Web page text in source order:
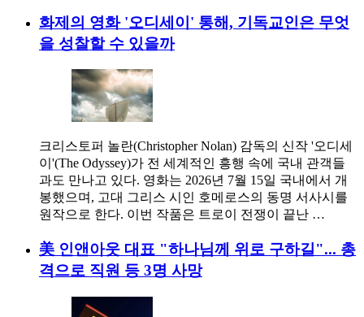
화제의 영화 '오디세이' 통해, 기독교인은 무엇
을 성찰할 수 있을까
크리스토퍼 놀란(Christopher Nolan) 감독의 신작 '오디세
이'(The Odyssey)가 전 세계적인 흥행 속에 국내 관객들
과도 만나고 있다. 영화는 2026년 7월 15일 국내에서 개
봉했으며, 고대 그리스 시인 호메로스의 동명 서사시를
원작으로 한다. 이번 작품은 트로이 전쟁이 끝난 …
美 인앤아웃 대표 "하나님께 위로 구하길"... 총
격으로 직원 등 3명 사망